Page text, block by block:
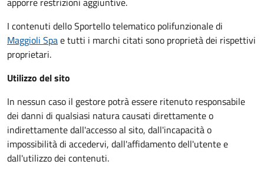
I contenuti dello Sportello telematico polifunzionaledi
Maggioli Spae tutti i marchi citati sono proprietà dei rispettivi
proprietari.
Utilizzo del sito
In nessun caso il gestore potrà essere ritenuto responsabile
dei danni di qualsiasi natura causati direttamente o
indirettamente dall'accesso al sito, dall'incapacità o
impossibilità di accedervi, dall'affidamento dell'utente e
dall'utilizzo dei contenuti.